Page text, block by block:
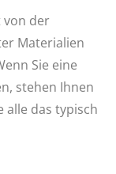
von der
Materialien
Sie eine
stehen Ihnen
alle das typisch